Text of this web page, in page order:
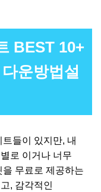
BEST 10+
운방법설
들이 있지만, 내
로 이거나 너무
무료로 제공하는
, 감각적인